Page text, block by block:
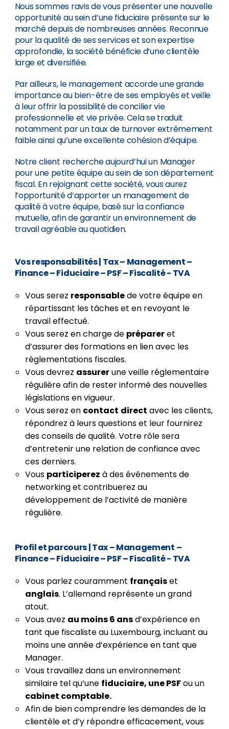
Nous sommes ravis de vous présenter une nouvelle
opportunité au sein d’une fiduciaire présente sur le
marché depuis de nombreuses années. Reconnue
pour la qualité de ses services et son expertise
approfondie, la société bénéficie d’une clientèle
large et diversifiée.
Par ailleurs, le management accorde une grande
importance au bien-être de ses employés et veille
à leur offrir la possibilité de concilier vie
professionnelle et vie privée. Cela se traduit
notamment par un taux de turnover extrêmement
faible ainsi qu’une excellente cohésion d’équipe.
Notre client recherche aujourd’hui un Manager
pour une petite équipe au sein de son département
fiscal. En rejoignant cette société, vous aurez
l’opportunité d’apporter un management de
qualité à votre équipe, basé sur la confiance
mutuelle, afin de garantir un environnement de
travail agréable au quotidien.
Vos responsabilités| Tax – Management –
Finance – Fiduciaire – PSF – Fiscalité - TVA
Vous serez responsablede votre équipe en
répartissant les tâches et en revoyant le
travail effectué.
Vous serez en charge de prépareret
d’assurer des formations en lien avec les
réglementations fiscales.
Vous devrez assurerune veille réglementaire
régulière afin de rester informé des nouvelles
législations en vigueur.
Vous serez en contact direct avec les clients,
répondrez à leurs questions et leur fournirez
des conseils de qualité. Votre rôle sera
d’entretenir une relation de confiance avec
ces derniers.
Vous participerez à des événements de
networking et contribuerez au
développement de l’activité de manière
régulière.
Profil et parcours| Tax – Management –
Finance – Fiduciaire – PSF – Fiscalité - TVA
Vous parlez couramment françaiset
anglais. L’allemand représente un grand
atout.
Vous avez au moins 6 ansd’expérience en
tant que fiscaliste au Luxembourg, incluant au
moins une année d’expérience en tant que
Manager.
Vous travaillez dans un environnement
similaire tel qu’une fiduciaire, une PSFou un
cabinet comptable.
Afin de bien comprendre les demandes de la
clientèle et d’y répondre efficacement, vous